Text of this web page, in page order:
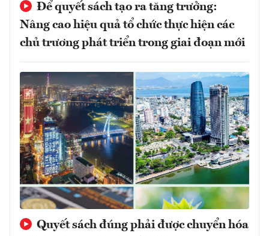
Để quyết sách tạo ra tăng trưởng:
Nâng cao hiệu quả tổ chức thực hiện các
chủ trương phát triển trong giai đoạn mới
Quyết sách đúng phải được chuyển hóa